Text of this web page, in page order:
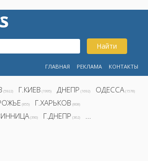
Найти
ГЛАВНАЯ РЕКЛАМА КОНТАКТЫ
(5922) Г.КИЕВ (1995) ДНЕПР (1692) ОДЕССА (1578)
(855) Г.ХАРЬКОВ (808)
(390) Г.ДНЕПР (362) ...